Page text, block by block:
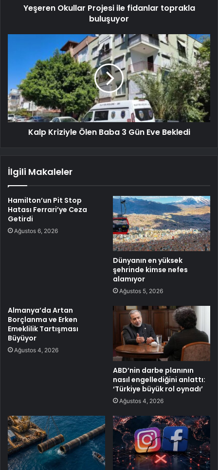
Yeşeren Okullar Projesi ile fidanlar toprakla
buluşuyor
Kalp Kriziyle Ölen Baba 3 Gün Eve Bekledi
İlgili Makaleler
Hamilton’un Pit Stop
Hatası Ferrari’ye Ceza
Getirdi
Ağustos 6, 2026
Dünyanın en yüksek
şehrinde kimse nefes
alamıyor
Ağustos 5, 2026
Almanya’da Artan
Borçlanma ve Erken
Emeklilik Tartışması
Büyüyor
Ağustos 4, 2026
ABD’nin darbe planının
nasıl engellediğini anlattı:
‘Türkiye büyük rol oynadı’
Ağustos 4, 2026